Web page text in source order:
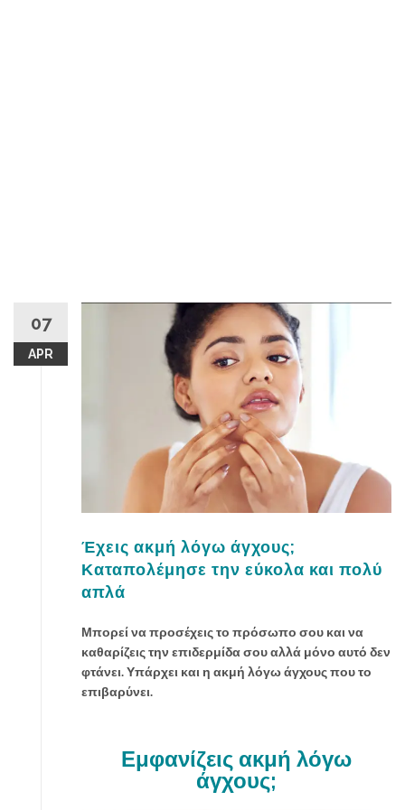
07
APR
Έχεις ακμή λόγω άγχους;
Καταπολέμησε την εύκολα και πολύ
απλά
Μπορεί να προσέχεις το πρόσωπο σου και να
καθαρίζεις την επιδερμίδα σου αλλά μόνο αυτό δεν
φτάνει. Υπάρχει και η ακμή λόγω άγχους που το
επιβαρύνει.
Εμφανίζεις ακμή λόγω
άγχους;